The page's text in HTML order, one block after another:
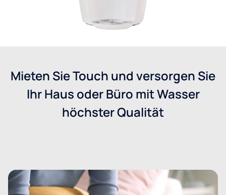
Mieten Sie Touch und versorgen Sie
Ihr Haus oder Büro mit Wasser
höchster Qualität